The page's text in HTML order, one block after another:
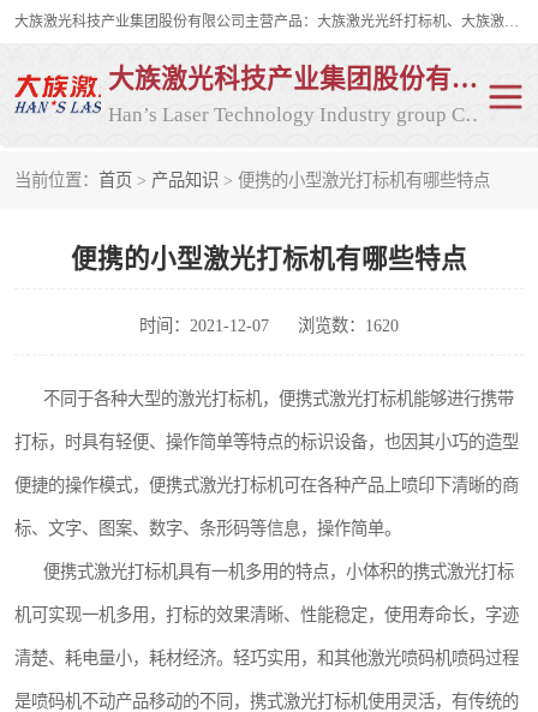
大族激光科技产业集团股份有限公司主营产品：大族激光光纤打标机、大族激光紫外打标机等，大族激光研发实力雄厚，公司拥有数百人的研发队伍，目前具有多项国际发明和国内、计算机软件着作权，多项核心技术处于国际成员之一水平，是世界上仅有的几家拥有"紫外激光"的公司之一。
大族激光科技产业集团股份有限公司
Han’s Laser Technology Industry group Co., Ltd
当前位置： 首页 > 产品知识 > 便携的小型激光打标机有哪些特点
便携的小型激光打标机有哪些特点
时间：2021-12-07 浏览数：1620
不同于各种大型的激光打标机，便携式激光打标机能够进行携带
打标，时具有轻便、操作简单等特点的标识设备，也因其小巧的造型
便捷的操作模式，便携式激光打标机可在各种产品上喷印下清晰的商
标、文字、图案、数字、条形码等信息，操作简单。
便携式激光打标机具有一机多用的特点，小体积的携式激光打标
机可实现一机多用，打标的效果清晰、性能稳定，使用寿命长，字迹
清楚、耗电量小，耗材经济。轻巧实用，和其他激光喷码机喷码过程
是喷码机不动产品移动的不同，携式激光打标机使用灵活，有传统的
光纤激光打标机 CO2打标机
CO2激光打标机 大族激光光纤打标机
大族激光紫外打标机 二氧化碳激光打标机
二氧化碳打标机